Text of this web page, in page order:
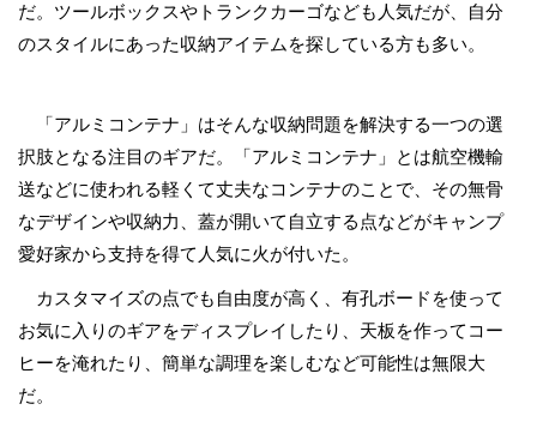
だ。ツールボックスやトランクカーゴなども人気だが、自分
のスタイルにあった収納アイテムを探している方も多い。
「アルミコンテナ」はそんな収納問題を解決する一つの選
択肢となる注目のギアだ。「アルミコンテナ」とは航空機輸
送などに使われる軽くて丈夫なコンテナのことで、その無骨
なデザインや収納力、蓋が開いて自立する点などがキャンプ
愛好家から支持を得て人気に火が付いた。
カスタマイズの点でも自由度が高く、有孔ボードを使って
お気に入りのギアをディスプレイしたり、天板を作ってコー
ヒーを淹れたり、簡単な調理を楽しむなど可能性は無限大
だ。